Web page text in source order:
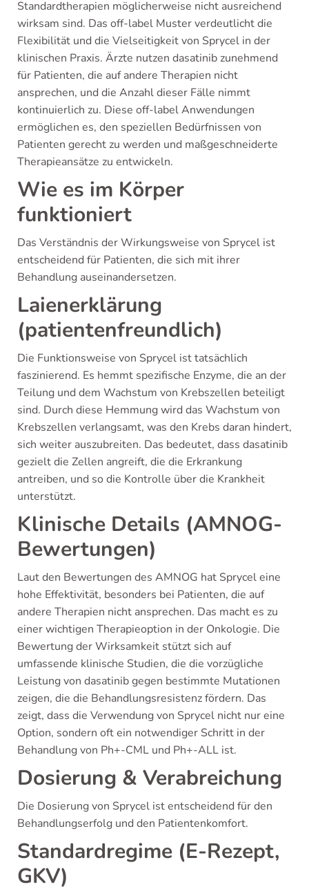
Standardtherapien möglicherweise nicht ausreichend
wirksam sind. Das off-label Muster verdeutlicht die
Flexibilität und die Vielseitigkeit von Sprycel in der
klinischen Praxis. Ärzte nutzen dasatinib zunehmend
für Patienten, die auf andere Therapien nicht
ansprechen, und die Anzahl dieser Fälle nimmt
kontinuierlich zu. Diese off-label Anwendungen
ermöglichen es, den speziellen Bedürfnissen von
Patienten gerecht zu werden und maßgeschneiderte
Therapieansätze zu entwickeln.
Wie es im Körper
funktioniert
Das Verständnis der Wirkungsweise von Sprycel ist
entscheidend für Patienten, die sich mit ihrer
Behandlung auseinandersetzen.
Laienerklärung
(patientenfreundlich)
Die Funktionsweise von Sprycel ist tatsächlich
faszinierend. Es hemmt spezifische Enzyme, die an der
Teilung und dem Wachstum von Krebszellen beteiligt
sind. Durch diese Hemmung wird das Wachstum von
Krebszellen verlangsamt, was den Krebs daran hindert,
sich weiter auszubreiten. Das bedeutet, dass dasatinib
gezielt die Zellen angreift, die die Erkrankung
antreiben, und so die Kontrolle über die Krankheit
unterstützt.
Klinische Details (AMNOG-
Bewertungen)
Laut den Bewertungen des AMNOG hat Sprycel eine
hohe Effektivität, besonders bei Patienten, die auf
andere Therapien nicht ansprechen. Das macht es zu
einer wichtigen Therapieoption in der Onkologie. Die
Bewertung der Wirksamkeit stützt sich auf
umfassende klinische Studien, die die vorzügliche
Leistung von dasatinib gegen bestimmte Mutationen
zeigen, die die Behandlungsresistenz fördern. Das
zeigt, dass die Verwendung von Sprycel nicht nur eine
Option, sondern oft ein notwendiger Schritt in der
Behandlung von Ph+-CML und Ph+-ALL ist.
Dosierung & Verabreichung
Die Dosierung von Sprycel ist entscheidend für den
Behandlungserfolg und den Patientenkomfort.
Standardregime (E-Rezept,
GKV)